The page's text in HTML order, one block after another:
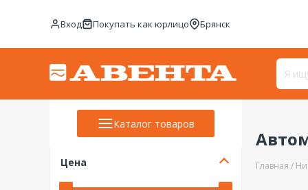
Вход Покупать как юрлицо Брянск
Каталог товаров
Цена Главная